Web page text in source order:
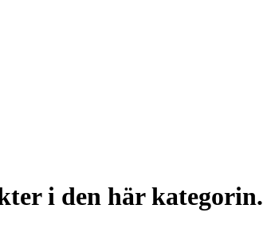
i den här kategorin.